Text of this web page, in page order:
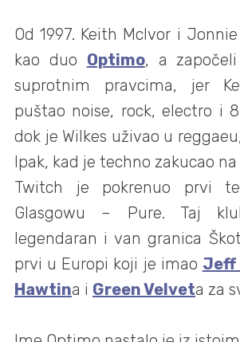
Od 1997. Keith McIvor i Jonnie
kao duo Optimo, a
suprotnim pravcima, jer
puštao noise, rock, electro i
dok je Wilkes uživao u
Ipak, kad je techno zakucao
Twitch je pokrenuo prvi
Glasgowu – Pure. Taj
legendaran i van granica
prvi u Europi koji je imao Jeff
Hawtina i Green Velveta za